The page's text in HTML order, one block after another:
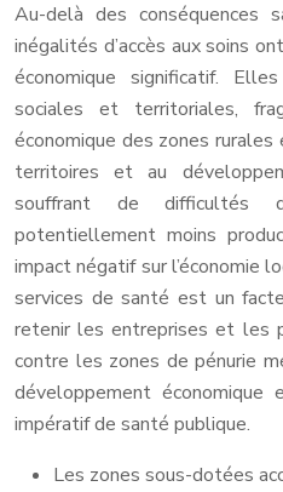
Au-delà des conséquences
inégalités d’accès aux soins
économique significatif.
sociales et territoriales,
économique des zones
territoires et au
souffrant de difficultés
potentiellement moins
impact négatif sur l’économie
services de santé est un
retenir les entreprises et les
contre les zones de pénurie
développement
impératif de santé publique.
Les zones sous-dotées